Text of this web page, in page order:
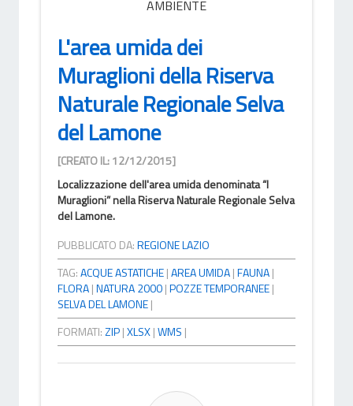
AMBIENTE
L'area umida dei
Muraglioni della Riserva
Naturale Regionale Selva
del Lamone
[CREATO IL: 12/12/2015]
Localizzazione dell'area umida denominata “I
Muraglioni” nella Riserva Naturale Regionale Selva
del Lamone.
PUBBLICATO DA:REGIONE LAZIO
TAG:ACQUE ASTATICHE|AREA UMIDA|FAUNA|
FLORA|NATURA 2000|POZZE TEMPORANEE|
SELVA DEL LAMONE|
FORMATI:ZIP|XLSX|WMS |